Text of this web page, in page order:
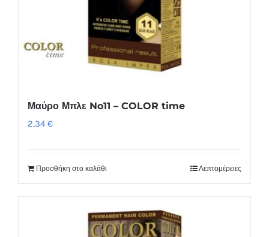
Μαύρο Μπλε No11 – COLOR time
2,34 €
Προσθήκη στο καλάθι Λεπτομέρειες